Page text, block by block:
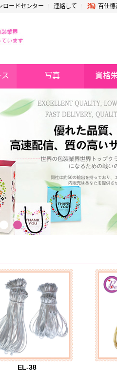
ロードセンター 連絡して 百仕
写真 資格
EL-38